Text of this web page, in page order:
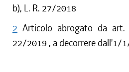
b), L. R. 27/2018
2 Articolo abrogato da
22/2019 , a decorrere dall'1/